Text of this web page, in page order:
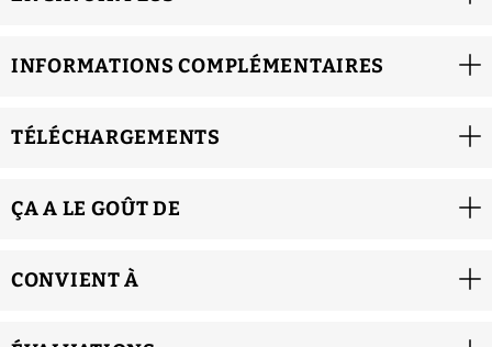
INFORMATIONS COMPLÉMENTAIRES
TÉLÉCHARGEMENTS
ÇA A LE GOÛT DE
CONVIENT À